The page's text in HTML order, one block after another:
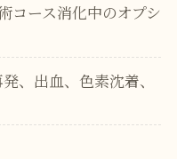
ース消化中のオプシ
、出血、色素沈着、